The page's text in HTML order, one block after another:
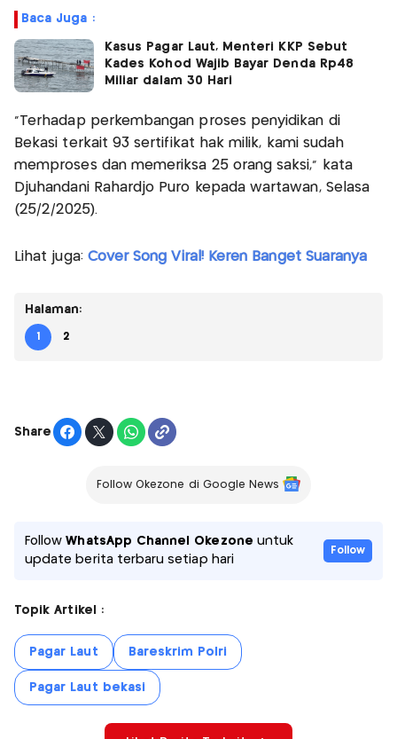
Baca Juga :
Kasus Pagar Laut, Menteri KKP Sebut
Kades Kohod Wajib Bayar Denda Rp48
Miliar dalam 30 Hari
"Terhadap perkembangan proses penyidikan di
Bekasi terkait 93 sertifikat hak milik, kami sudah
memproses dan memeriksa 25 orang saksi," kata
Djuhandani Rahardjo Puro kepada wartawan, Selasa
(25/2/2025).
Lihat juga: Cover Song Viral! Keren Banget Suaranya
Halaman:
1 2
Share
Follow Okezone di Google News
FollowWhatsApp Channel Okezone untuk
update berita terbaru setiap hari
Follow
Topik Artikel :
Pagar Laut Bareskrim Polri
Pagar Laut bekasi